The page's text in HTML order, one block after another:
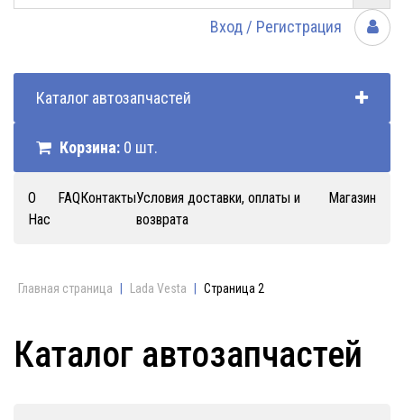
Вход / Регистрация
Каталог автозапчастей
Корзина: 0 шт.
О
Нас
FAQКонтактыУсловия доставки, оплаты и
возврата
Магазин
Главная страница Lada Vesta Страница 2
Каталог автозапчастей